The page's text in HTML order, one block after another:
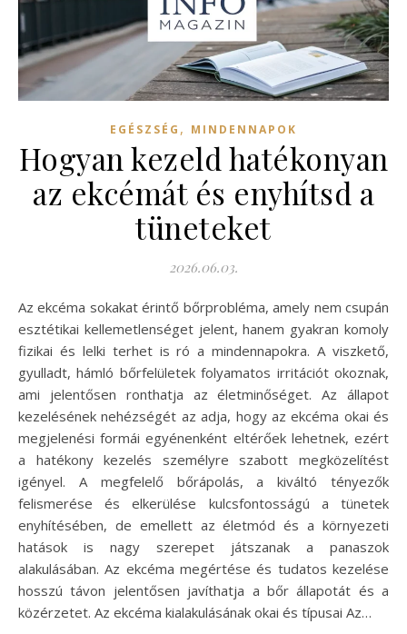
EGÉSZSÉG , MINDENNAPOK
Hogyan kezeld hatékonyan
az ekcémát és enyhítsd a
tüneteket
2026.06.03.
Az ekcéma sokakat érintő bőrprobléma, amely nem csupán
esztétikai kellemetlenséget jelent, hanem gyakran komoly
fizikai és lelki terhet is ró a mindennapokra. A viszkető,
gyulladt, hámló bőrfelületek folyamatos irritációt okoznak,
ami jelentősen ronthatja az életminőséget. Az állapot
kezelésének nehézségét az adja, hogy az ekcéma okai és
megjelenési formái egyénenként eltérőek lehetnek, ezért
a hatékony kezelés személyre szabott megközelítést
igényel. A megfelelő bőrápolás, a kiváltó tényezők
felismerése és elkerülése kulcsfontosságú a tünetek
enyhítésében, de emellett az életmód és a környezeti
hatások is nagy szerepet játszanak a panaszok
alakulásában. Az ekcéma megértése és tudatos kezelése
hosszú távon jelentősen javíthatja a bőr állapotát és a
közérzetet. Az ekcéma kialakulásának okai és típusai Az…